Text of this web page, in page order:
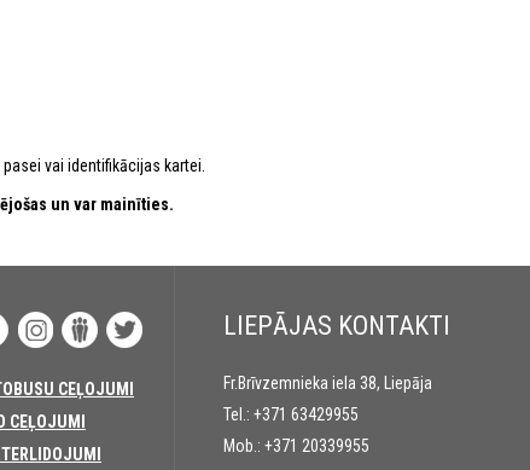
vai identifikācijas kartei.
un var mainīties.
CEĻOJUMI
CEĻOJUMI
LIEPĀJAS KONTAKTI
Fr.Brīvzemnieka iela 38, Liepāja
Tel.: +371 63429955
Mob.: +371 20339955